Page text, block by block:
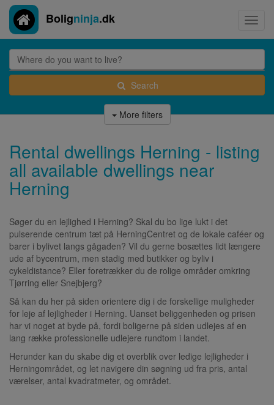
Boligninja.dk
Search
More filters
Rental dwellings Herning - listing
all available dwellings near
Herning
Søger du en lejlighed i Herning? Skal du bo lige lukt i det
pulserende centrum tæt på HerningCentret og de lokale caféer og
barer i bylivet langs gågaden? Vil du gerne bosættes lidt længere
ude af bycentrum, men stadig med butikker og byliv i
cykeldistance? Eller foretrækker du de rolige områder omkring
Tjørring eller Snejbjerg?
Så kan du her på siden orientere dig i de forskellige muligheder
for leje af lejligheder i Herning. Uanset beliggenheden og prisen
har vi noget at byde på, fordi boligerne på siden udlejes af en
lang række professionelle udlejere rundtom i landet.
Herunder kan du skabe dig et overblik over ledige lejligheder i
Herningområdet, og let navigere din søgning ud fra pris, antal
værelser, antal kvadratmeter, og området.